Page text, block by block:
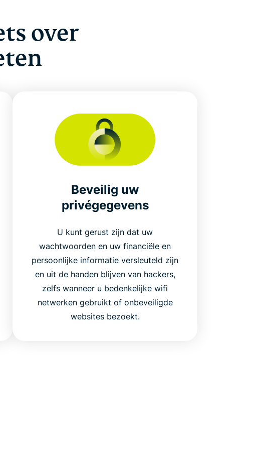
over
Beveilig uw
privégegevens
U kunt gerust zijn dat uw
wachtwoorden en uw financiële en
persoonlijke informatie versleuteld zijn
en uit de handen blijven van hackers,
zelfs wanneer u bedenkelijke wifi
netwerken gebruikt of onbeveiligde
websites bezoekt.